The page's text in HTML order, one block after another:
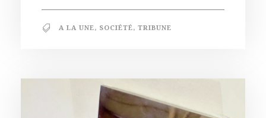
A LA UNE, SOCIÉTÉ, TRIBUNE